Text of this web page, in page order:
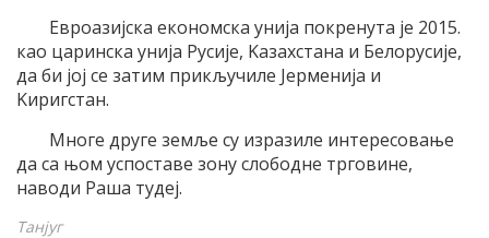
Eвроазиjска економска униjа покренута jе 2015.
као царинска униjа Русиjе, Kазахстана и Белорусиjе,
да би jоj се затим прикључиле Jермениjа и
Kиригстан.
Mноге друге земље су изразиле интересовање
да са њом успоставе зону слободне трговине,
наводи Раша тудеj.
Танјуг